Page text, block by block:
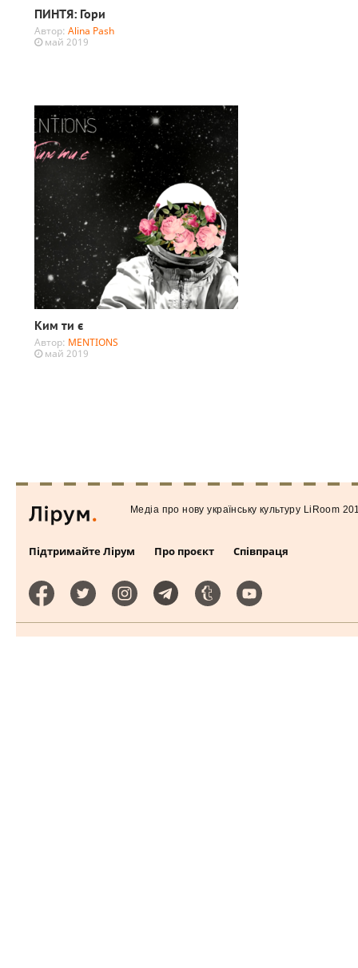
ПИНТЯ: Гори
Автор:Alina Pash
май 2019
Ким ти є
Автор: MENTIONS
май 2019
Підтримайте Лірум Про проєкт Співпраця
Медiа про нову українську культуру LiRoom